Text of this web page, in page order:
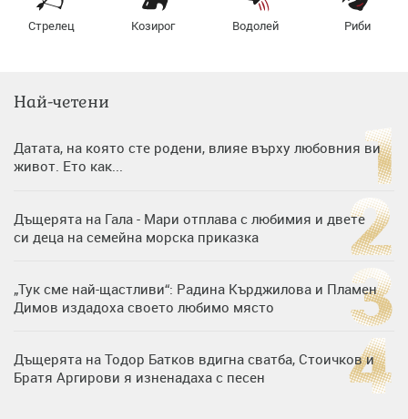
Стрелец Козирог Водолей Риби
Най-четени
Датата, на която сте родени, влияе върху любовния ви
живот. Ето как...
Дъщерята на Гала - Мари отплава с любимия и двете
си деца на семейна морска приказка
„Тук сме най-щастливи“: Радина Кърджилова и Пламен
Димов издадоха своето любимо място
Дъщерята на Тодор Батков вдигна сватба, Стоичков и
Братя Аргирови я изненадаха с песен